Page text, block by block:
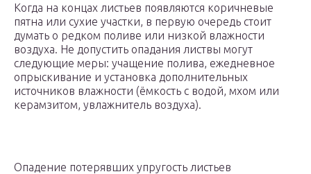
Когда на концах листьев появляются коричневые
пятна или сухие участки, в первую очередь стоит
думать о редком поливе или низкой влажности
воздуха. Не допустить опадания листвы могут
следующие меры: учащение полива, ежедневное
опрыскивание и установка дополнительных
источников влажности (ёмкость с водой, мхом или
керамзитом, увлажнитель воздуха).
Опадение потерявших упругость листьев